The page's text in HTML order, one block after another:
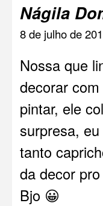
Nágila
8 de julho de
Nossa que
decorar
pintar, ele
surpresa,
tanto
da decor
Bjo 😀